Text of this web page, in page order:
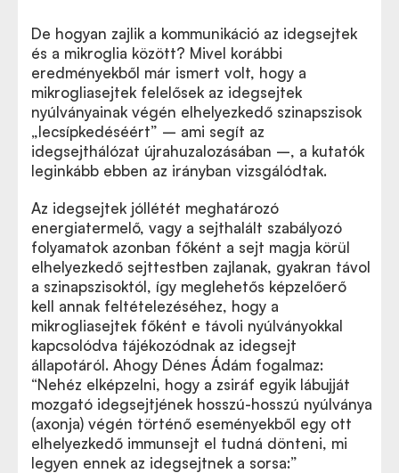
De hogyan zajlik a kommunikáció az idegsejtek
és a mikroglia között? Mivel korábbi
eredményekből már ismert volt, hogy a
mikrogliasejtek felelősek az idegsejtek
nyúlványainak végén elhelyezkedő szinapszisok
„lecsípkedéséért” – ami segít az
idegsejthálózat újrahuzalozásában –, a kutatók
leginkább ebben az irányban vizsgálódtak.
Az idegsejtek jóllétét meghatározó
energiatermelő, vagy a sejthalált szabályozó
folyamatok azonban főként a sejt magja körül
elhelyezkedő sejttestben zajlanak, gyakran távol
a szinapszisoktól, így meglehetős képzelőerő
kell annak feltételezéséhez, hogy a
mikrogliasejtek főként e távoli nyúlványokkal
kapcsolódva tájékozódnak az idegsejt
állapotáról. Ahogy Dénes Ádám fogalmaz:
“Nehéz elképzelni, hogy a zsiráf egyik lábujját
mozgató idegsejtjének hosszú-hosszú nyúlványa
(axonja) végén történő eseményekből egy ott
elhelyezkedő immunsejt el tudná dönteni, mi
legyen ennek az idegsejtnek a sorsa:”